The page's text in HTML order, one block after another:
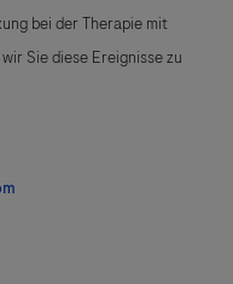
bei der Therapie mit
Sie diese Ereignisse zu